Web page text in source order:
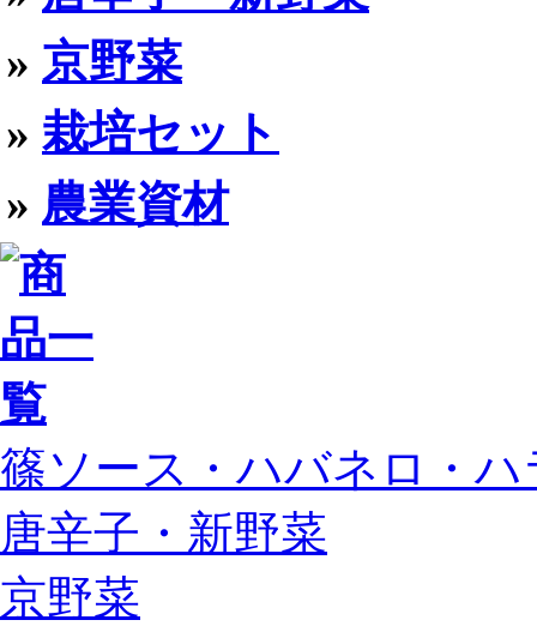
» 京野菜
» 栽培セット
» 農業資材
篠ソース・ハバネロ・
唐辛子・新野菜
京野菜